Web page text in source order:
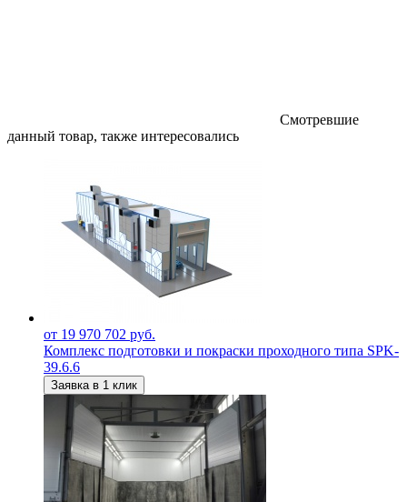
Смотревшие
данный товар, также интересовались
от 19 970 702 руб.
Комплекс подготовки и покраски проходного типа SPK-
39.6.6
Заявка в 1 клик